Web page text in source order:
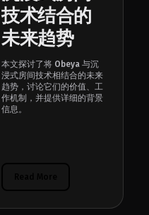
技术结合的
未来趋势
本文探讨了将 Obeya 与沉
浸式房间技术相结合的未来
趋势，讨论它们的价值、工
作机制，并提供详细的背景
信息。